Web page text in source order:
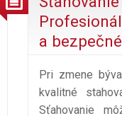
a
Pri zmene
kvalitné
Sťahovanie